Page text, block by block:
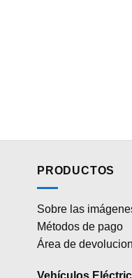
PRODUCTOS
Sobre las
Métodos de pago
Área de